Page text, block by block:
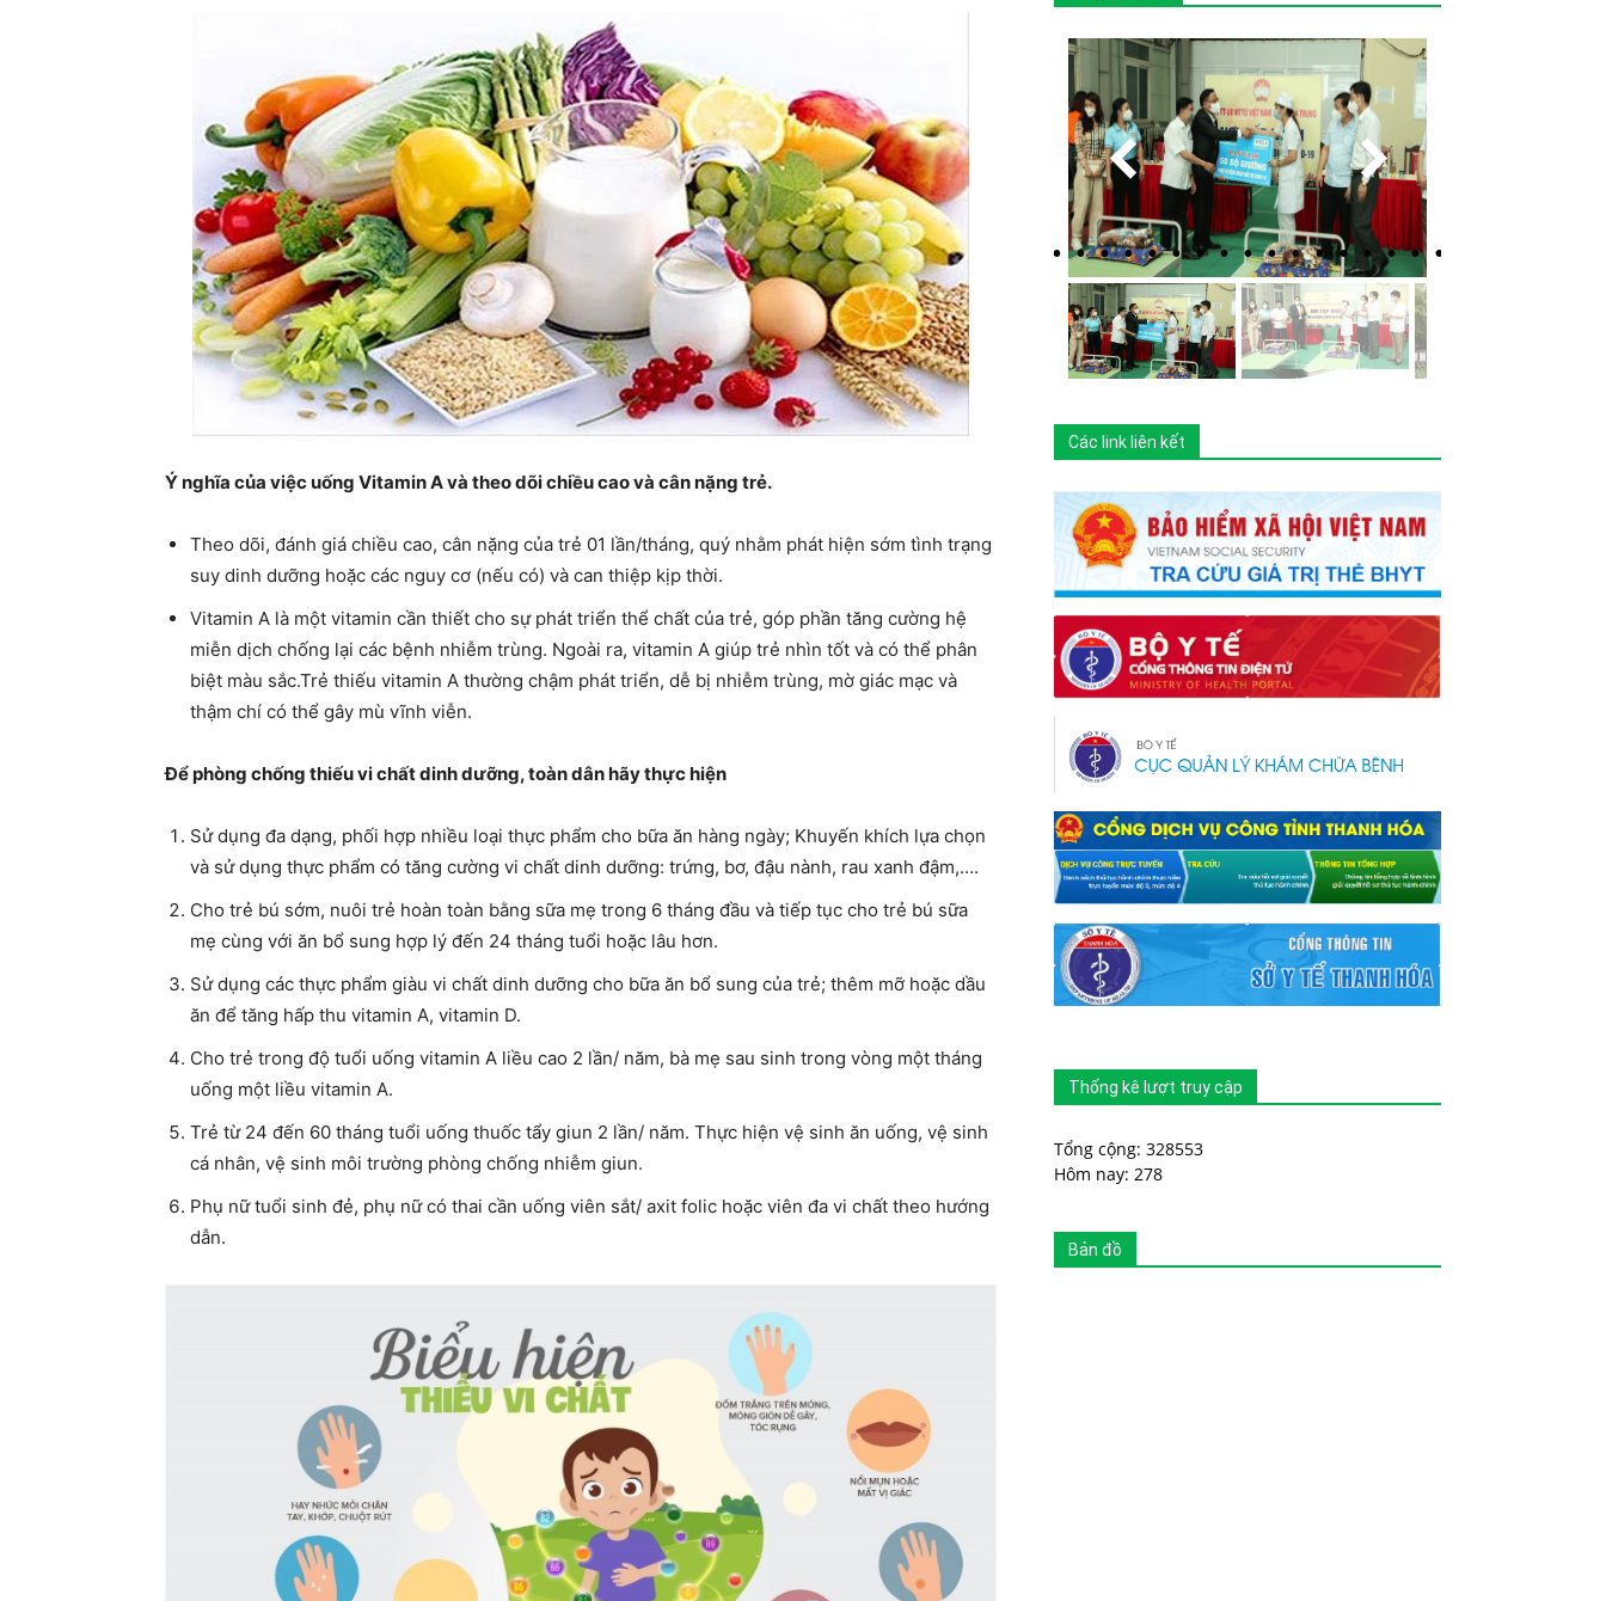
Ý nghĩa của việc uống Vitamin A và theo dõi chiều cao và cân nặng trẻ.
Theo dõi, đánh giá chiều cao, cân nặng của trẻ 01 lần/tháng, quý nhằm phát hiện sớm tình trạng
suy dinh dưỡng hoặc các nguy cơ (nếu có) và can thiệp kịp thời.
Vitamin A là một vitamin cần thiết cho sự phát triển thể chất của trẻ, góp phần tăng cường hệ
miễn dịch chống lại các bệnh nhiễm trùng. Ngoài ra, vitamin A giúp trẻ nhìn tốt và có thể phân
biệt màu sắc.Trẻ thiếu vitamin A thường chậm phát triển, dễ bị nhiễm trùng, mờ giác mạc và
thậm chí có thể gây mù vĩnh viễn.
Để phòng chống thiếu vi chất dinh dưỡng, toàn dân hãy thực hiện
Sử dụng đa dạng, phối hợp nhiều loại thực phẩm cho bữa ăn hàng ngày; Khuyến khích lựa chọn
và sử dụng thực phẩm có tăng cường vi chất dinh dưỡng: trứng, bơ, đậu nành, rau xanh đậm,….
Cho trẻ bú sớm, nuôi trẻ hoàn toàn bằng sữa mẹ trong 6 tháng đầu và tiếp tục cho trẻ bú sữa
mẹ cùng với ăn bổ sung hợp lý đến 24 tháng tuổi hoặc lâu hơn.
Sử dụng các thực phẩm giàu vi chất dinh dưỡng cho bữa ăn bổ sung của trẻ; thêm mỡ hoặc dầu
ăn để tăng hấp thu vitamin A, vitamin D.
Cho trẻ trong độ tuổi uống vitamin A liều cao 2 lần/ năm, bà mẹ sau sinh trong vòng một tháng
uống một liều vitamin A.
Trẻ từ 24 đến 60 tháng tuổi uống thuốc tẩy giun 2 lần/ năm. Thực hiện vệ sinh ăn uống, vệ sinh
cá nhân, vệ sinh môi trường phòng chống nhiễm giun.
Phụ nữ tuổi sinh đẻ, phụ nữ có thai cần uống viên sắt/ axit folic hoặc viên đa vi chất theo hướng
dẫn.
Các link liên kết
Thống kê lượt truy cập
Tổng cộng: 328553
Hôm nay: 278
Bản đồ